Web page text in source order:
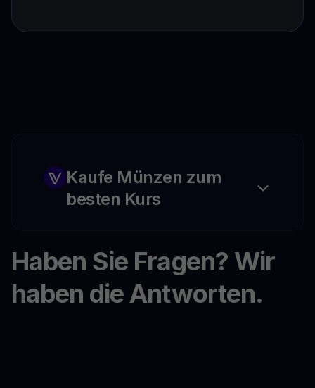
Kaufe Münzen zum
besten Kurs
Haben Sie Fragen? Wir
haben die Antworten.